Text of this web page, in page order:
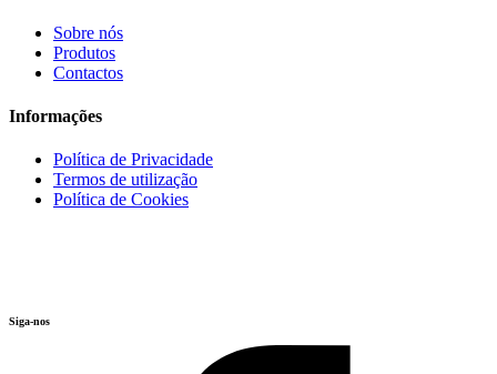
Sobre nós
Produtos
Contactos
Informações
Política de Privacidade
Termos de utilização
Política de Cookies
Siga-nos